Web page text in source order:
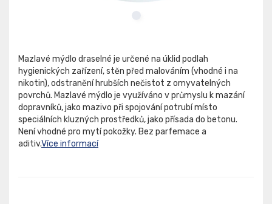
Mazlavé mýdlo draselné je určené na úklid podlah
hygienických zařízení, stěn před malováním (vhodné i na
nikotin), odstranění hrubších nečistot z omyvatelných
povrchů. Mazlavé mýdlo je využíváno v průmyslu k mazání
dopravníků, jako mazivo při spojování potrubí místo
speciálních kluzných prostředků, jako přísada do betonu.
Není vhodné pro mytí pokožky. Bez parfemace a
aditiv.Více informací